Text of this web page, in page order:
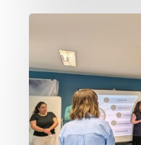
de
Valles
Pasiegos
profundiza
en